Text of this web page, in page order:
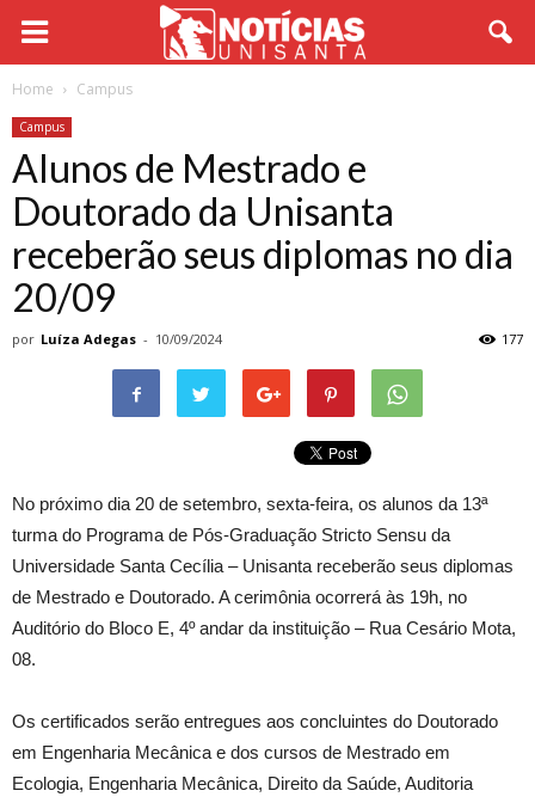
Home Campus
Campus
Alunos de Mestrado e
Doutorado da Unisanta
receberão seus diplomas no dia
20/09
por Luíza Adegas - 10/09/2024 177
No próximo dia 20 de setembro, sexta-feira, os alunos da 13ª
turma do Programa de Pós-Graduação Stricto Sensu da
Universidade Santa Cecília – Unisanta receberão seus diplomas
de Mestrado e Doutorado. A cerimônia ocorrerá às 19h, no
Auditório do Bloco E, 4º andar da instituição – Rua Cesário Mota,
08.
Os certificados serão entregues aos concluintes do Doutorado
em Engenharia Mecânica e dos cursos de Mestrado em
Ecologia, Engenharia Mecânica, Direito da Saúde, Auditoria